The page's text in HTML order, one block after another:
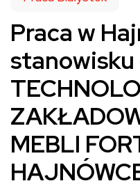
Praca w
stanowisku
MEBLI